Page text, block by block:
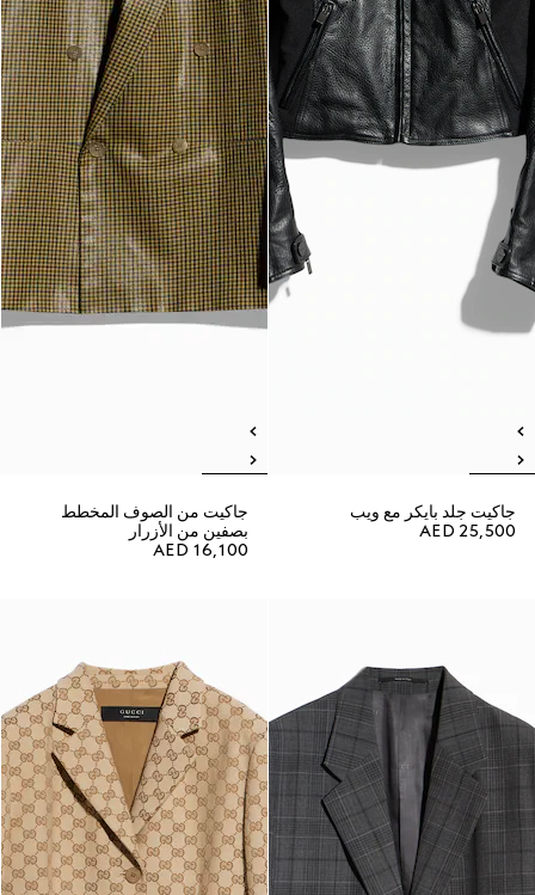
جاكيت جلد بايكر مع ويب
AED 25,500
جاكيت من الصوف المخطط
بصفين من الأزرار
AED 16,100